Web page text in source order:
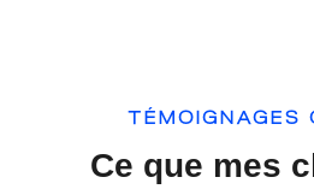
TÉMOIGNAGES
Ce que mes